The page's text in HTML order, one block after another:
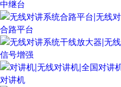
中继台
合路平台
信号增强
对讲机